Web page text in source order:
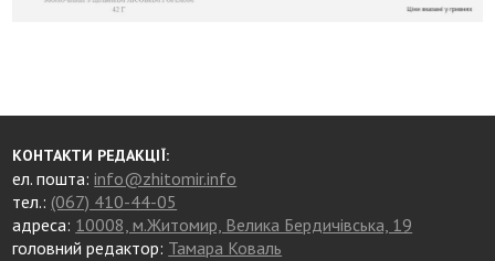
КОНТАКТИ РЕДАКЦІЇ:
ел. пошта:info@zhitomir.info
тел.: (067) 410-44-05
адреса: 10008, м.Житомир, Велика Бердичівська, 19
головний редактор: Тамара Коваль